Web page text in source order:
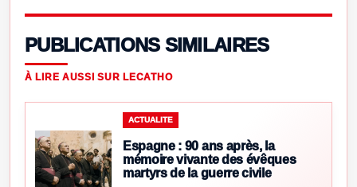
PUBLICATIONS SIMILAIRES
À LIRE AUSSI SUR LECATHO
ACTUALITE
Espagne : 90 ans après, la
mémoire vivante des évêques
martyrs de la guerre civile